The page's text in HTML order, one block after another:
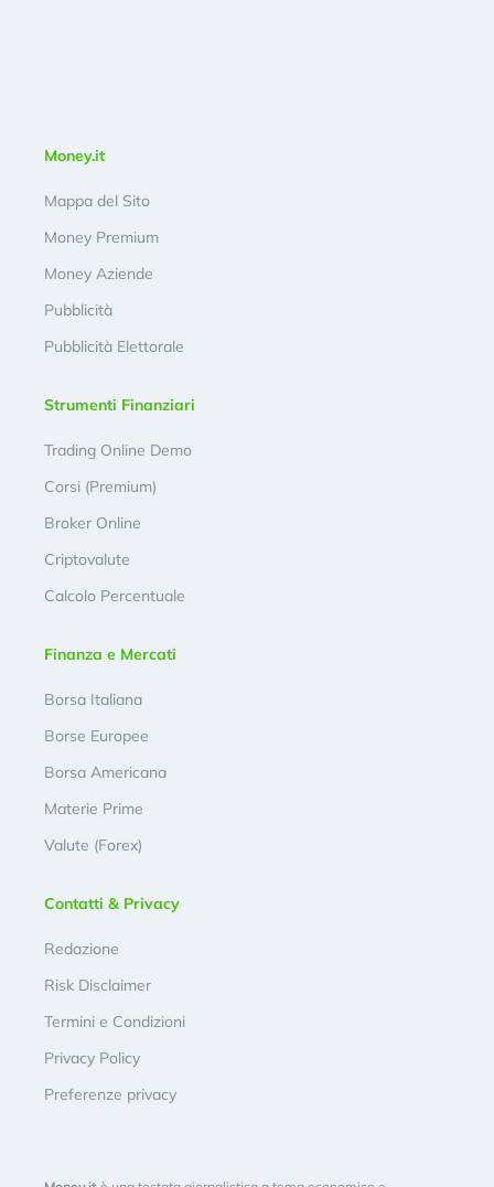
Money.it
Mappa del Sito
Money Premium
Money Aziende
Pubblicità
Pubblicità Elettorale
Strumenti Finanziari
Trading Online Demo
Corsi (Premium)
Broker Online
Criptovalute
Calcolo Percentuale
Finanza e Mercati
Borsa Italiana
Borse Europee
Borsa Americana
Materie Prime
Valute (Forex)
Contatti & Privacy
Redazione
Risk Disclaimer
Termini e Condizioni
Privacy Policy
Preferenze privacy